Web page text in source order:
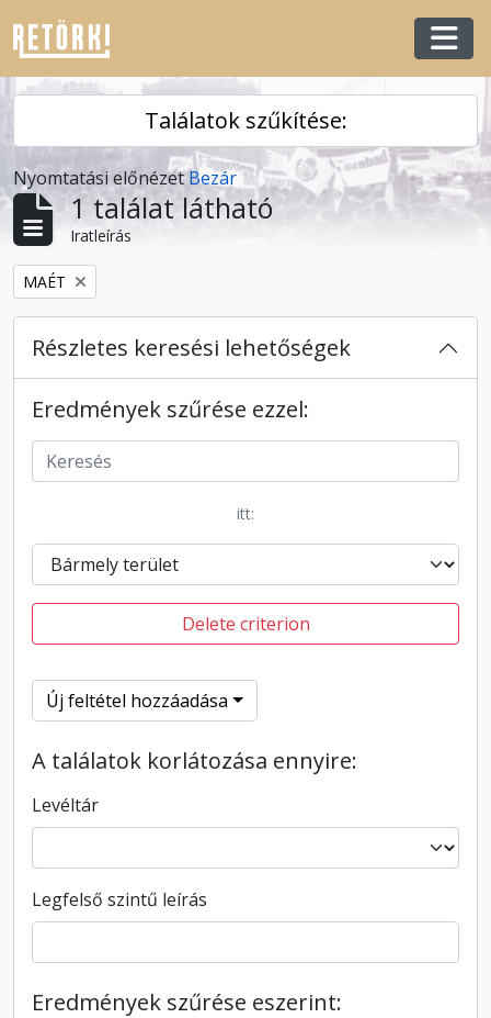
Skip to main content
Találatok szűkítése:
Nyomtatási előnézetBezár
1 találat látható
Iratleírás
Remove filter:
MAÉT
Részletes keresési lehetőségek
Eredmények szűrése ezzel:
itt:
Delete criterion
Új feltétel hozzáadása
A találatok korlátozása ennyire:
Levéltár
Legfelső szintű leírás
Eredmények szűrése eszerint: